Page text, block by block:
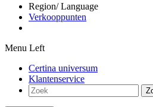
Region/ Language
Verkooppunten
Menu Left
Certina universum
Klantenservice